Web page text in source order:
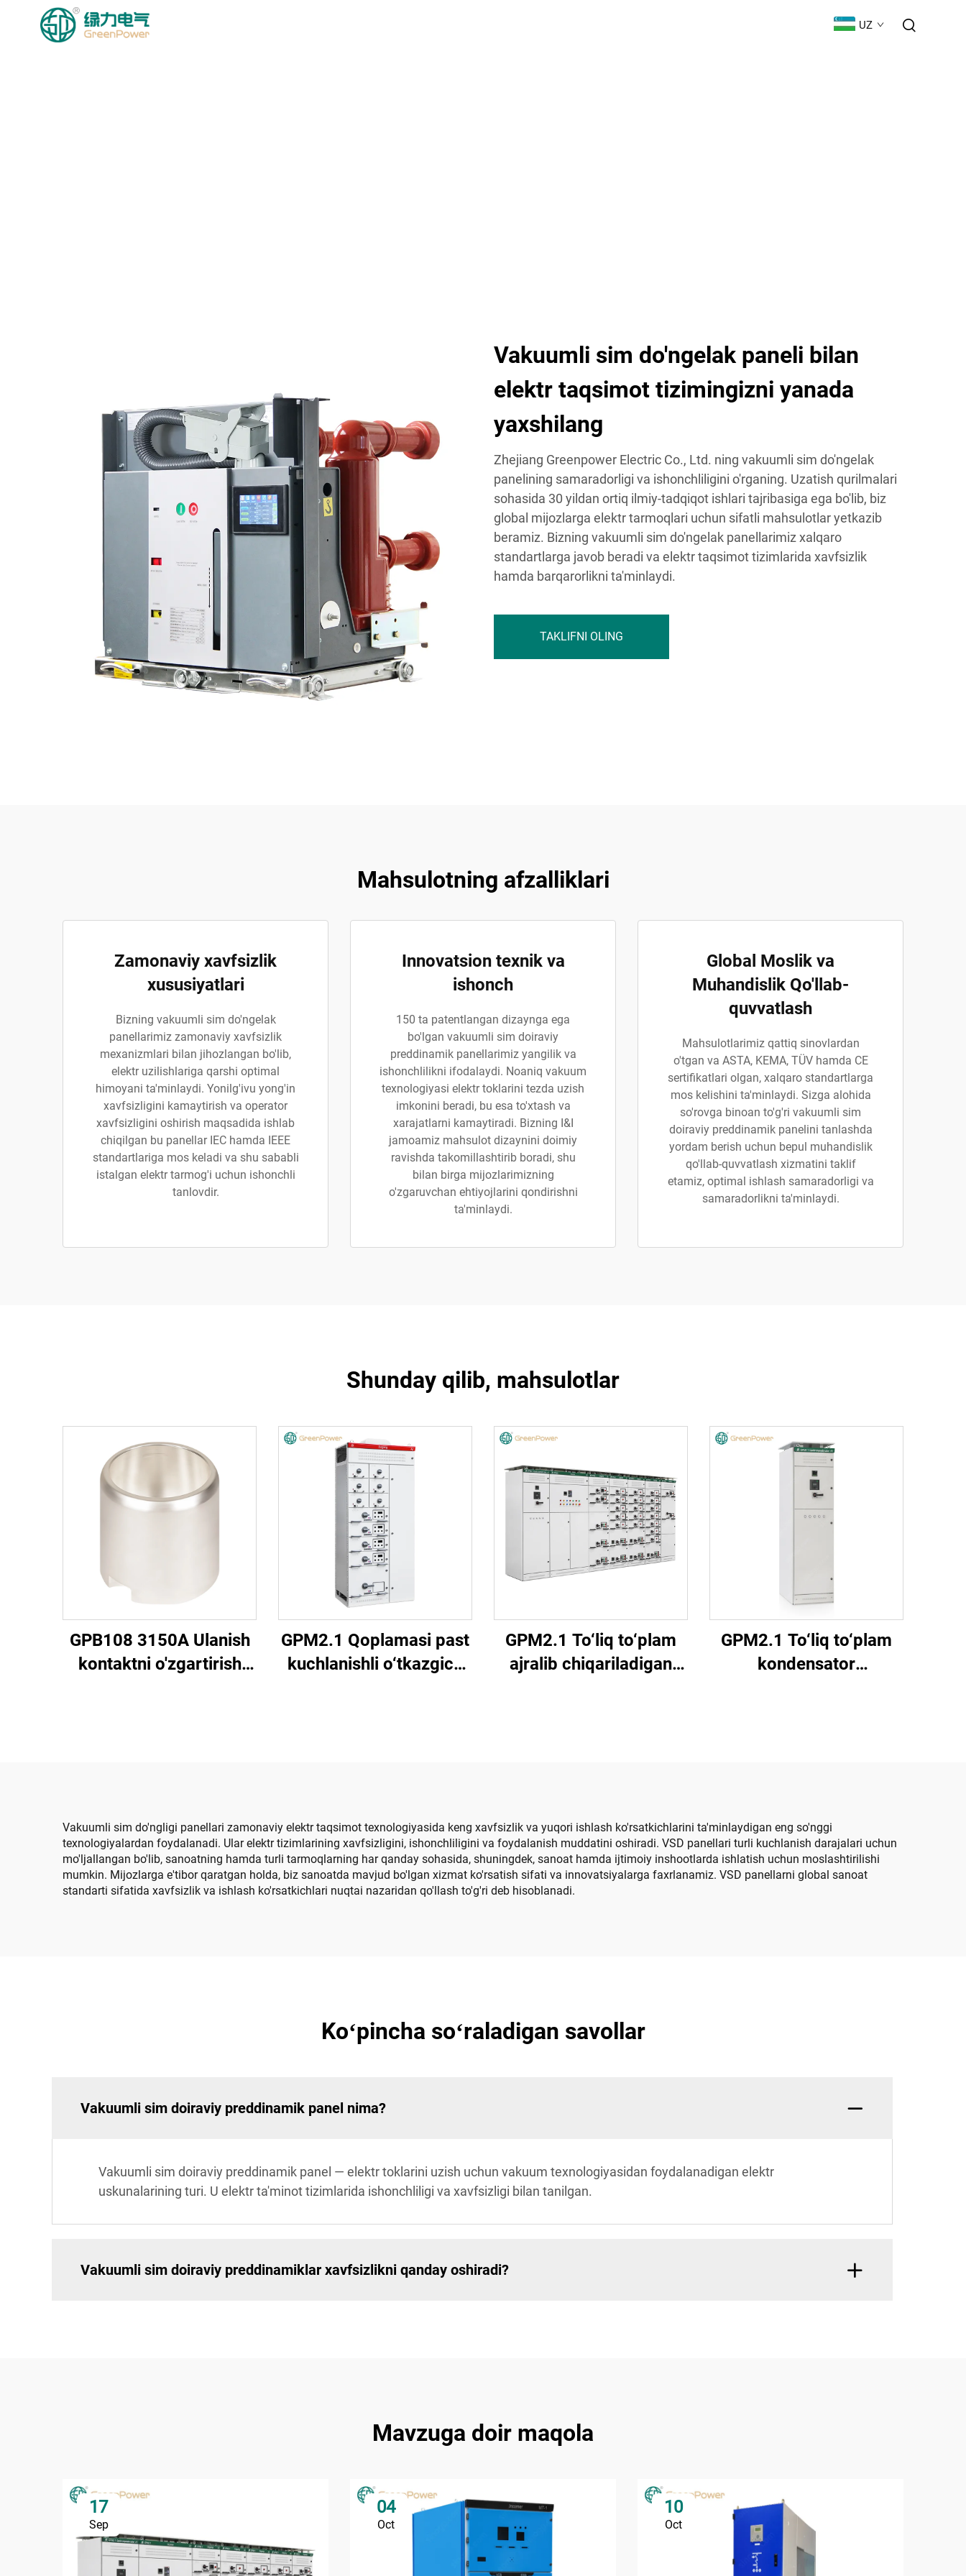
UZ
Vakuumli sim do'ngelak paneli bilan
elektr taqsimot tizimingizni yanada
yaxshilang
Zhejiang Greenpower Electric Co., Ltd. ning vakuumli sim do'ngelak
panelining samaradorligi va ishonchliligini o'rganing. Uzatish qurilmalari
sohasida 30 yildan ortiq ilmiy-tadqiqot ishlari tajribasiga ega bo'lib, biz
global mijozlarga elektr tarmoqlari uchun sifatli mahsulotlar yetkazib
beramiz. Bizning vakuumli sim do'ngelak panellarimiz xalqaro
standartlarga javob beradi va elektr taqsimot tizimlarida xavfsizlik
hamda barqarorlikni ta'minlaydi.
TAKLIFNI OLING
Mahsulotning afzalliklari
Zamonaviy xavfsizlik
xususiyatlari
Bizning vakuumli sim do'ngelak
panellarimiz zamonaviy xavfsizlik
mexanizmlari bilan jihozlangan bo'lib,
elektr uzilishlariga qarshi optimal
himoyani ta'minlaydi. Yonilg'ivu yong'in
xavfsizligini kamaytirish va operator
xavfsizligini oshirish maqsadida ishlab
chiqilgan bu panellar IEC hamda IEEE
standartlariga mos keladi va shu sababli
istalgan elektr tarmog'i uchun ishonchli
tanlovdir.
Innovatsion texnik va
ishonch
150 ta patentlangan dizaynga ega
bo'lgan vakuumli sim doiraviy
preddinamik panellarimiz yangilik va
ishonchlilikni ifodalaydi. Noaniq vakuum
texnologiyasi elektr toklarini tezda uzish
imkonini beradi, bu esa to'xtash va
xarajatlarni kamaytiradi. Bizning I&I
jamoamiz mahsulot dizaynini doimiy
ravishda takomillashtirib boradi, shu
bilan birga mijozlarimizning
o'zgaruvchan ehtiyojlarini qondirishni
ta'minlaydi.
Global Moslik va
Muhandislik Qo'llab-
quvvatlash
Mahsulotlarimiz qattiq sinovlardan
o'tgan va ASTA, KEMA, TÜV hamda CE
sertifikatlari olgan, xalqaro standartlarga
mos kelishini ta'minlaydi. Sizga alohida
so'rovga binoan to'g'ri vakuumli sim
doiraviy preddinamik panelini tanlashda
yordam berish uchun bepul muhandislik
qo'llab-quvvatlash xizmatini taklif
etamiz, optimal ishlash samaradorligi va
samaradorlikni ta'minlaydi.
Shunday qilib, mahsulotlar
GPB108 3150A Ulanish
kontaktni o'zgartirish
GPM2.1 Qoplamasi past
kuchlanishli o‘tkazgich
GPM2.1 To‘liq to‘plam
ajralib chiqariladigan
GPM2.1 To‘liq to‘plam
kondensator
Vakuumli sim do'ngligi panellari zamonaviy elektr taqsimot texnologiyasida keng xavfsizlik va yuqori ishlash ko'rsatkichlarini ta'minlaydigan eng so'nggi
texnologiyalardan foydalanadi. Ular elektr tizimlarining xavfsizligini, ishonchliligini va foydalanish muddatini oshiradi. VSD panellari turli kuchlanish darajalari uchun
mo'ljallangan bo'lib, sanoatning hamda turli tarmoqlarning har qanday sohasida, shuningdek, sanoat hamda ijtimoiy inshootlarda ishlatish uchun moslashtirilishi
mumkin. Mijozlarga e'tibor qaratgan holda, biz sanoatda mavjud bo'lgan xizmat ko'rsatish sifati va innovatsiyalarga faxrlanamiz. VSD panellarni global sanoat
standarti sifatida xavfsizlik va ishlash ko'rsatkichlari nuqtai nazaridan qo'llash to'g'ri deb hisoblanadi.
Koʻpincha soʻraladigan savollar
Vakuumli sim doiraviy preddinamik panel nima?
Vakuumli sim doiraviy preddinamik panel — elektr toklarini uzish uchun vakuum texnologiyasidan foydalanadigan elektr
uskunalarining turi. U elektr ta'minot tizimlarida ishonchliligi va xavfsizligi bilan tanilgan.
Vakuumli sim doiraviy preddinamiklar xavfsizlikni qanday oshiradi?
Mavzuga doir maqola
17
Sep
04
Oct
10
Oct